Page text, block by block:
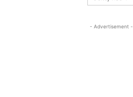
- Advertisement -